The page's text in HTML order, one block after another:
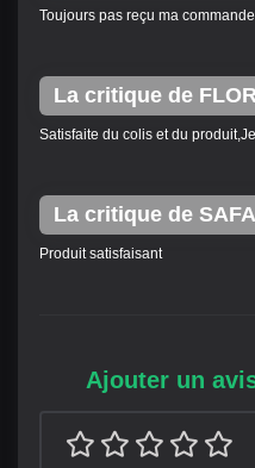
Toujours pas reçu ma
La critique de
Satisfaite du colis et du
La critique de
Produit satisfaisant
Ajouter un